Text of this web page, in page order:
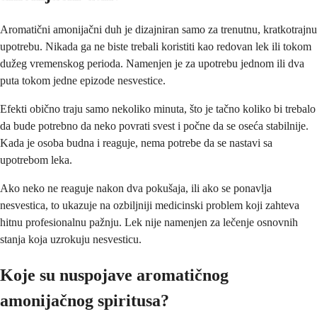
Aromatični amonijačni duh je dizajniran samo za trenutnu, kratkotrajnu
upotrebu. Nikada ga ne biste trebali koristiti kao redovan lek ili tokom
dužeg vremenskog perioda. Namenjen je za upotrebu jednom ili dva
puta tokom jedne epizode nesvestice.
Efekti obično traju samo nekoliko minuta, što je tačno koliko bi trebalo
da bude potrebno da neko povrati svest i počne da se oseća stabilnije.
Kada je osoba budna i reaguje, nema potrebe da se nastavi sa
upotrebom leka.
Ako neko ne reaguje nakon dva pokušaja, ili ako se ponavlja
nesvestica, to ukazuje na ozbiljniji medicinski problem koji zahteva
hitnu profesionalnu pažnju. Lek nije namenjen za lečenje osnovnih
stanja koja uzrokuju nesvesticu.
Koje su nuspojave aromatičnog
amonijačnog spiritusa?